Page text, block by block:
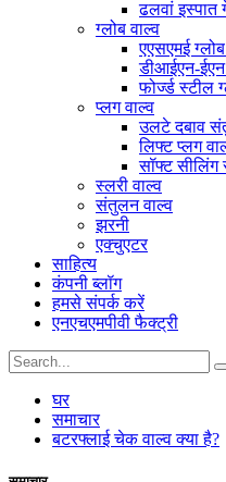
ढलवां इस्पात
ग्लोब वाल्व
एएसएमई
डीआईएन-ईएन
फोर्ज्ड स्टील
प्लग वाल्व
उलटे दबाव
लिफ्ट प्लग
सॉफ्ट सीलिंग
स्लरी वाल्व
संतुलन वाल्व
झरनी
एक्चुएटर
साहित्य
कंपनी ब्लॉग
हमसे संपर्क करें
एनएचएमपीवी फैक्ट्री
घर
समाचार
बटरफ्लाई चेक वाल्व क्या है?